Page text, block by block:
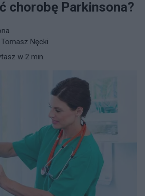
chorobę Parkinsona?
Tomasz Nęcki
w 2 min.